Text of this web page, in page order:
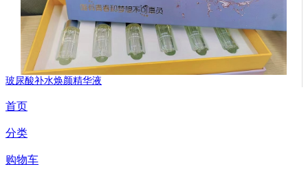
玻尿酸补水焕颜精华液
首页
分类
购物车